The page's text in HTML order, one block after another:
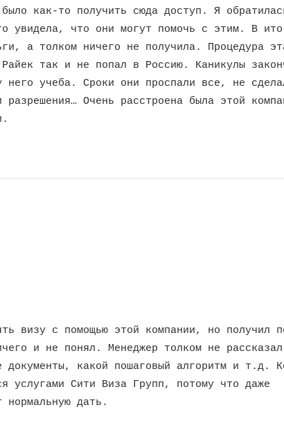
как-то получить сюда доступ. Я
увидела, что они могут помочь с этим. В
а толком ничего не получила. Процедура
так и не попал в Россию. Каникулы
учеба. Сроки они проспали все, не
разрешения… Очень расстроена была этой
визу с помощью этой компании, но получил
и не понял. Менеджер толком не
документы, какой пошаговый алгоритм и т.д.
услугами Сити Виза Групп, потому что даже
нормальную дать.